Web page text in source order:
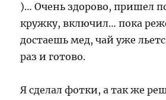
)… Очень здорово, пришел
кружку, включил… пока
достаешь мед, чай уже
раз и готово.
Я сделал фотки, а так же